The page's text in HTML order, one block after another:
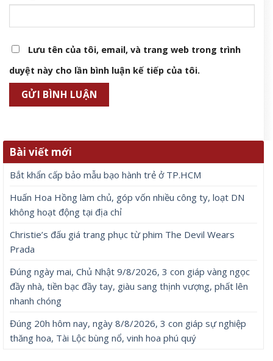
Lưu tên của tôi, email, và trang web trong trình
duyệt này cho lần bình luận kế tiếp của tôi.
Bài viết mới
Bắt khẩn cấp bảo mẫu bạo hành trẻ ở TP.HCM
Huấn Hoa Hồng làm chủ, góp vốn nhiều công ty, loạt DN
không hoạt động tại địa chỉ
Christie’s đấu giá trang phục từ phim The Devil Wears
Prada
Đúng ngày mai, Chủ Nhật 9/8/2026, 3 con giáp vàng ngọc
đầy nhà, tiền bạc đầy tay, giàu sang thịnh vượng, phất lên
nhanh chóng
Đúng 20h hôm nay, ngày 8/8/2026, 3 con giáp sự nghiệp
thăng hoa, Tài Lộc bùng nổ, vinh hoa phú quý